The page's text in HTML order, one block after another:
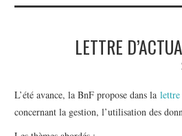
LETTRE
L’été avance, la BnF propose dans la lettre
concernant la gestion, l’utilisation des